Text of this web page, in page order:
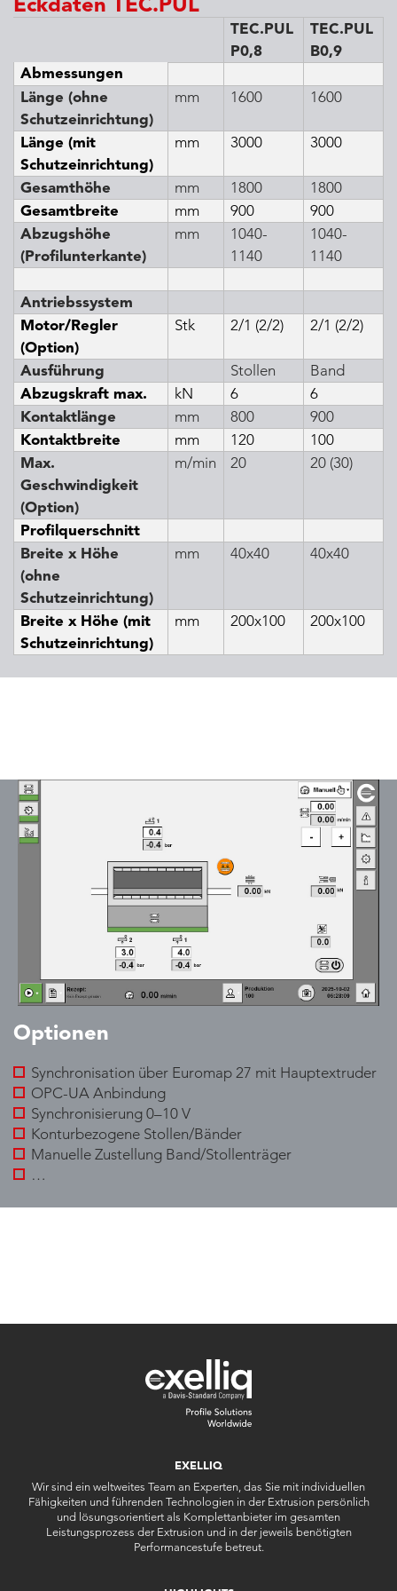
TEC.PUL
P0,8
TEC.PUL
B0,9
Abmessungen
Länge (ohne
Schutzeinrichtung)
mm 1600 1600
Länge (mit
Schutzeinrichtung)
mm 3000 3000
Gesamthöhe mm 1800
1800
Gesamtbreite
mm 900
900
Abzugshöhe
(Profilunterkante)
mm
1040-
1140
1040-
1140
Antriebssystem
Motor/Regler
(Option)
Stk 2/1 (2/2) 2/1 (2/2)
Ausführung Stollen
Band
Abzugskraft max.
kN 6
6
Kontaktlänge
mm 800
900
Kontaktbreite
mm 120
100
Max.
Geschwindigkeit
(Option)
m/min 20 20 (30)
Profilquerschnitt
Breite x Höhe
(ohne
Schutzeinrichtung)
mm 40x40 40x40
Breite x Höhe (mit
Schutzeinrichtung)
mm 200x100 200x100
Optionen
Synchronisation über Euromap 27 mit Hauptextruder
OPC-UA Anbindung
Synchronisierung 0–10 V
Konturbezogene Stollen/Bänder
Manuelle Zustellung Band/Stollenträger
…
EXELLIQ
Wir sind ein weltweites Team an Experten, das Sie mit individuellen
Fähigkeiten und führenden Technologien in der Extrusion persönlich
und lösungsorientiert als Komplettanbieter im gesamten
Leistungsprozess der Extrusion und in der jeweils benötigten
Performancestufe betreut.